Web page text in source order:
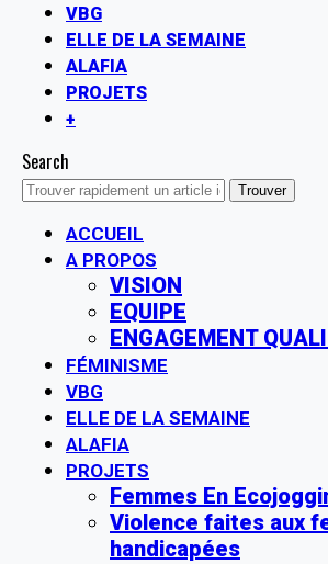
VBG
ELLE DE LA SEMAINE
ALAFIA
PROJETS
+
Search
ACCUEIL
A PROPOS
VISION
EQUIPE
ENGAGEMENT
FÉMINISME
VBG
ELLE DE LA SEMAINE
ALAFIA
PROJETS
Femmes En
Violence faites aux
handicapées